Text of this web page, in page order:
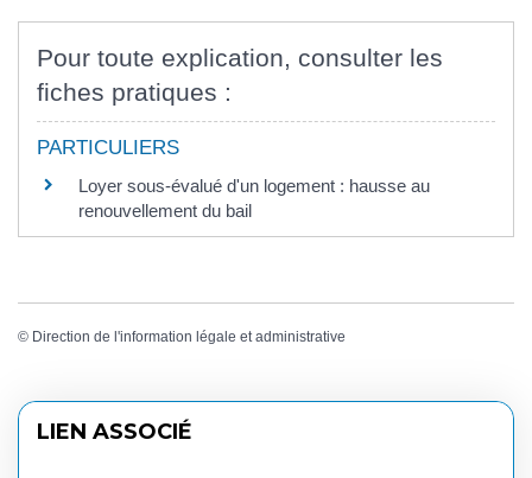
Pour toute explication, consulter les
fiches pratiques :
PARTICULIERS
Loyer sous-évalué d'un logement : hausse au
renouvellement du bail
© Direction de l'information légale et administrative
LIEN ASSOCIÉ